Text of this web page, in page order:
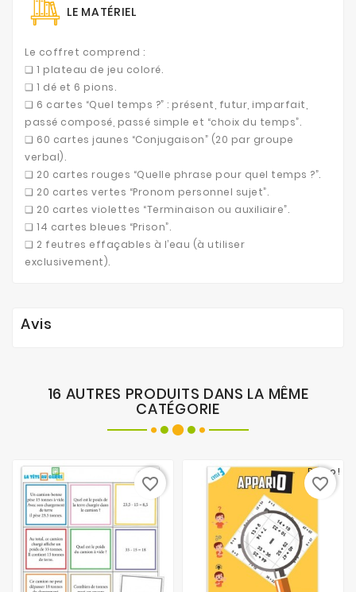
LE MATÉRIEL
Le coffret comprend :
❑ 1 plateau de jeu coloré.
❑ 1 dé et 6 pions.
❑ 6 cartes “Quel temps ?” : présent, futur, imparfait,
passé composé, passé simple et “choix du temps”.
❑ 60 cartes jaunes “Conjugaison” (20 par groupe
verbal).
❑ 20 cartes rouges “Quelle phrase pour quel temps ?”.
❑ 20 cartes vertes “Pronom personnel sujet”.
❑ 20 cartes violettes “Terminaison ou auxiliaire”.
❑ 14 cartes bleues “Prison”.
❑ 2 feutres effaçables à l’eau (à utiliser
exclusivement).
Avis
16 AUTRES PRODUITS DANS LA MÊME
CATÉGORIE
favorite_border
Promo !
favorite_border